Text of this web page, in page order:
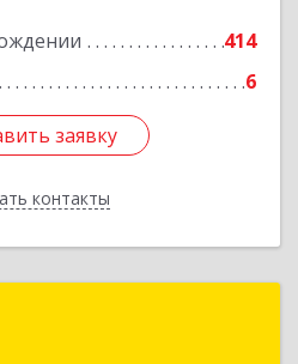
414
6
заявку
контакты
заявку
Назад